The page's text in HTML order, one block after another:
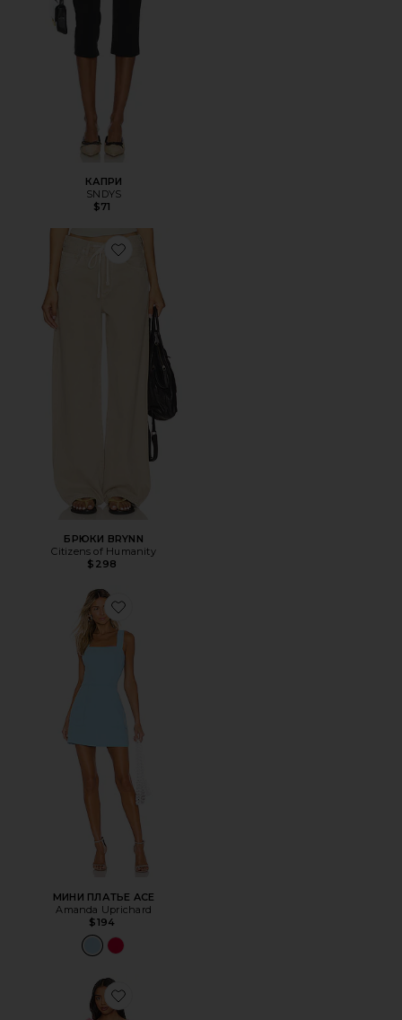
КАПРИ
SNDYS
$71
Favorite БРЮКИ BRYNN
БРЮКИ BRYNN
Citizens of Humanity
$298
Favorite МИНИ ПЛАТЬЕ ACE
МИНИ ПЛАТЬЕ ACE
Amanda Uprichard
$194
Favorite МИНИ ПЛАТЬЕ TROMPE